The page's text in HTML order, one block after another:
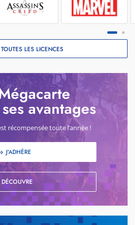
LES LICENCES
avantages
récompensée toute l’année !
J'ADHÈRE
DÉCOUVRE